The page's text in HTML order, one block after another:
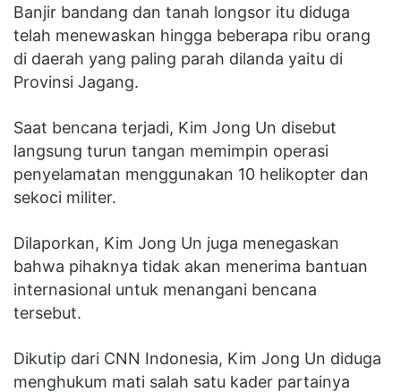
Banjir bandang dan tanah longsor itu diduga
telah menewaskan hingga beberapa ribu orang
di daerah yang paling parah dilanda yaitu di
Provinsi Jagang.
Saat bencana terjadi, Kim Jong Un disebut
langsung turun tangan memimpin operasi
penyelamatan menggunakan 10 helikopter dan
sekoci militer.
Dilaporkan, Kim Jong Un juga menegaskan
bahwa pihaknya tidak akan menerima bantuan
internasional untuk menangani bencana
tersebut.
Dikutip dari CNN Indonesia, Kim Jong Un diduga
menghukum mati salah satu kader partainya